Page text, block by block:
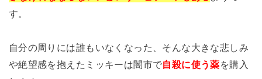
す。
自分の周りには誰もいなくなった、そんな大きな悲しみ
や絶望感を抱えたミッキーは闇市で自殺に使う薬を購入